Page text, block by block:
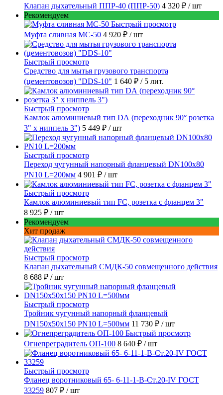
Клапан дыхательный ППР-40 (ППР-50) 4 320 ₽ / шт
Рекомендуем
Быстрый просмотр
Муфта сливная МС-50 4 920 ₽ / шт
Быстрый просмотр
Средство для мытья грузового транспорта
(цементовозов) "DDS-10" 1 640 ₽ / 5 лит.
Быстрый просмотр
Камлок алюминиевый тип DА (переходник 90° розетка
3" х ниппель 3") 5 449 ₽ / шт
Быстрый просмотр
Переход чугунный напорный фланцевый DN100х80
PN10 L=200мм 4 901 ₽ / шт
Быстрый просмотр
Камлок алюминиевый тип FC, розетка с фланцем 3"
8 925 ₽ / шт
Рекомендуем
Хит продаж
Быстрый просмотр
Клапан дыхательный СМДК-50 совмещенного действия
8 688 ₽ / шт
Быстрый просмотр
Тройник чугунный напорный фланцевый
DN150х50х150 PN10 L=500мм 11 730 ₽ / шт
Быстрый просмотр
Огнепреградитель ОП-100 8 640 ₽ / шт
Быстрый просмотр
Фланец воротниковый 65- 6-11-1-B-Ст.20-IV ГОСТ
33259 807 ₽ / шт